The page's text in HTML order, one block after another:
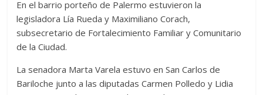
En el barrio porteño de Palermo estuvieron la
legisladora Lía Rueda y Maximiliano Corach,
subsecretario de Fortalecimiento Familiar y Comunitario
de la Ciudad.
La senadora Marta Varela estuvo en San Carlos de
Bariloche junto a las diputadas Carmen Polledo y Lidia